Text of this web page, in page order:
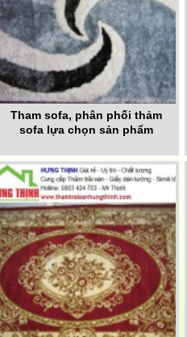
Tham sofa, phân phối thảm
sofa lựa chọn sản phẩm